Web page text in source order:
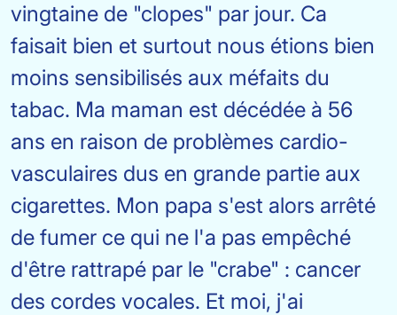
vingtaine de "clopes" par jour. Ca
faisait bien et surtout nous étions bien
moins sensibilisés aux méfaits du
tabac. Ma maman est décédée à 56
ans en raison de problèmes cardio-
vasculaires dus en grande partie aux
cigarettes. Mon papa s'est alors arrêté
de fumer ce qui ne l'a pas empêché
d'être rattrapé par le "crabe" : cancer
des cordes vocales. Et moi, j'ai